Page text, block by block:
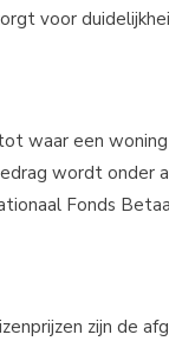
voor
waar een
wordt onder
Fonds
zijn de